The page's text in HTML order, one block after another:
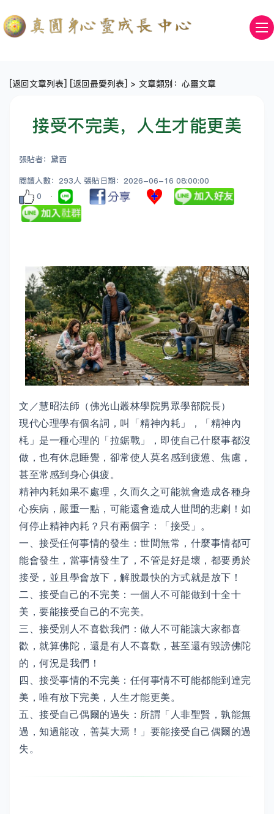
[返回文章列表] [返回最愛列表] > 文章類別：心靈文章
接受不完美，人生才能更美
張貼者：黛西
閱讀人數：293人 張貼日期：2026-06-16 08:00:00
0
文／慧昭法師（佛光山叢林學院男眾學部院長）
現代心理學有個名詞，叫「精神內耗」，「精神內
枆」是一種心理的「拉鋸戰」，即使自己什麼事都沒
做，也有休息睡覺，卻常使人莫名感到疲憊、焦慮，
甚至常感到身心俱疲。
精神內耗如果不處理，久而久之可能就會造成各種身
心疾病，嚴重一點，可能還會造成人世間的悲劇！如
何停止精神內耗？只有兩個字：「接受」。
一、接受任何事情的發生：世間無常，什麼事情都可
能會發生，當事情發生了，不管是好是壞，都要勇於
接受，並且學會放下，解脫最快的方式就是放下！
二、接受自己的不完美：一個人不可能做到十全十
美，要能接受自己的不完美。
三、接受別人不喜歡我們：做人不可能讓大家都喜
歡，就算佛陀，還是有人不喜歡，甚至還有毀謗佛陀
的，何況是我們！
四、接受事情的不完美：任何事情不可能都能到達完
美，唯有放下完美，人生才能更美。
五、接受自己偶爾的過失：所謂「人非聖賢，孰能無
過，知過能改，善莫大焉！」要能接受自己偶爾的過
失。